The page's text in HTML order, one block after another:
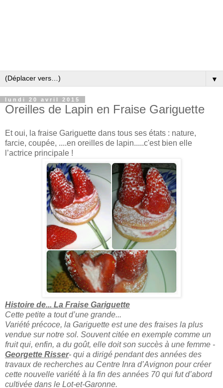
▼
lundi 20 avril 2015
Oreilles de Lapin en Fraise Gariguette
Et oui, la fraise Gariguette dans tous ses états : nature,
farcie, coupée, ....en oreilles de lapin.....c'est bien elle
l’actrice principale !
Histoire de... La Fraise Gariguette
Cette petite a tout d’une grande...
Variété précoce, la Gariguette est une des fraises la plus
vendue sur notre sol. Souvent citée en exemple comme un
fruit qui, enfin, a du goût, elle doit son succès à une femme -
Georgette Risser- qui a dirigé pendant des années des
travaux de recherches au Centre Inra d’Avignon pour créer
cette nouvelle variété à la fin des années 70 qui fut d’abord
cultivée dans le Lot-et-Garonne.